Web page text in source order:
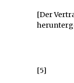
[Der
[5]